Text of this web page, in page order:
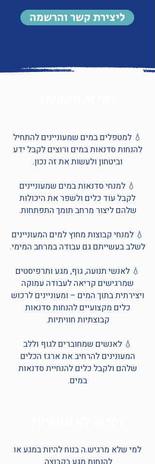
ליצירת קשר והרשמה
💧 למטפלים במים שמעוניינים להתחיל
להנחות סדנאות במים ורוצים לקבל ידע
וביטחון ולעשות את זה נכון.
💧 למנחי סדנאות במים שמעוניינים
לקבל עוד כלים ולשפר את היכולות
שלהם ליצור מרחב תומך התפתחות​.
💧 למנחי קבוצות מחוץ למים המעוניינים
לשלב בעשייתם גם עבודה במרחב המימי.
💧 לאנשי תנועה, גוף, מגע ותרפיסטים
שמרגישים קריאה לעבודה עמוקה
ויצירתית בתוך המים – ומעוניינים לרכוש
כלים מקצועיים להנחות סדנאות
קבוצתיות חוויתיות.
💧 לאנשים שמחוברים לגוף וללב
המעונינים להרחיב את ארגז הכלים
שלהם ולקבל כלים להנחיית סדנאות
במים​.
​למי שלא מרגיש.ה בנוח להיות במגע או